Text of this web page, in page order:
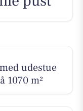
udestue
1070 m²